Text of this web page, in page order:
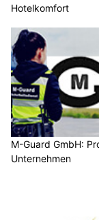
Hotelkomfort
M-Guard GmbH:
Unternehmen